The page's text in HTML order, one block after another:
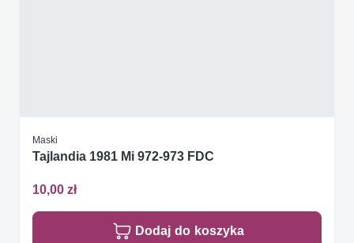
Maski
Tajlandia 1981 Mi 972-973 FDC
10,00 zł
Dodaj do koszyka